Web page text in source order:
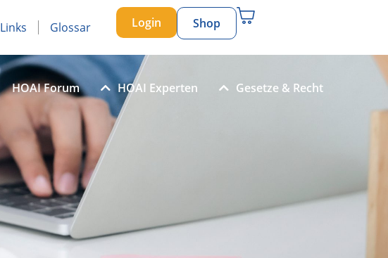
Links Glossar Login Shop
HOAI Forum HOAI Experten Gesetze & Recht